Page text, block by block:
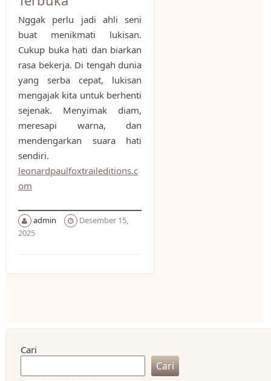
Nggak perlu jadi ahli seni
buat menikmati lukisan.
Cukup buka hati dan biarkan
rasa bekerja. Di tengah dunia
yang serba cepat, lukisan
mengajak kita untuk berhenti
sejenak. Menyimak diam,
meresapi warna, dan
mendengarkan suara hati
sendiri.
leonardpaulfoxtraileditions.c
om
admin
Desember 15,
2025
Cari
Cari